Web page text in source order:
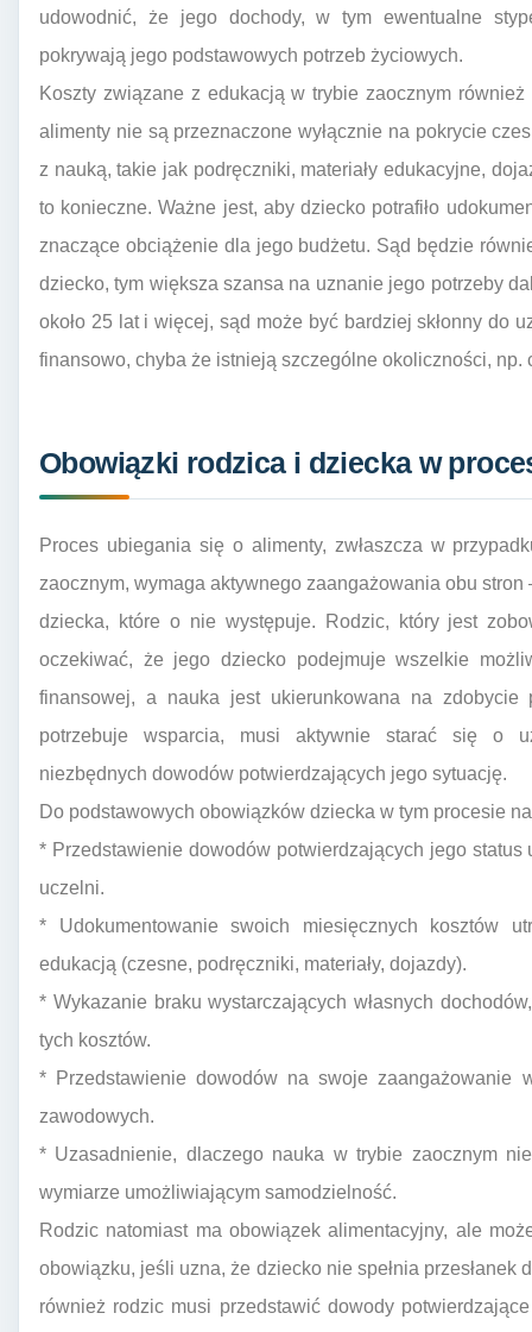
udowodnić, że jego dochody, w tym ewentualne
pokrywają jego podstawowych potrzeb życiowych.
Koszty związane z edukacją w trybie zaocznym
alimenty nie są przeznaczone wyłącznie na pokrycie
z nauką, takie jak podręczniki, materiały edukacyjne,
to konieczne. Ważne jest, aby dziecko potrafiło
znaczące obciążenie dla jego budżetu. Sąd będzie
dziecko, tym większa szansa na uznanie jego potrzeby
około 25 lat i więcej, sąd może być bardziej skłonny do
finansowo, chyba że istnieją szczególne okoliczności,
Obowiązki rodzica i dziecka w
Proces ubiegania się o alimenty, zwłaszcza w
zaocznym, wymaga aktywnego zaangażowania obu
dziecka, które o nie występuje. Rodzic, który jest
oczekiwać, że jego dziecko podejmuje wszelkie
finansowej, a nauka jest ukierunkowana na zdobycie
potrzebuje wsparcia, musi aktywnie starać się o
niezbędnych dowodów potwierdzających jego sytuację.
Do podstawowych obowiązków dziecka w tym procesie
* Przedstawienie dowodów potwierdzających jego status
uczelni.
* Udokumentowanie swoich miesięcznych kosztów
edukacją (czesne, podręczniki, materiały, dojazdy).
* Wykazanie braku wystarczających własnych
tych kosztów.
* Przedstawienie dowodów na swoje
zawodowych.
* Uzasadnienie, dlaczego nauka w trybie zaocznym
wymiarze umożliwiającym samodzielność.
Rodzic natomiast ma obowiązek alimentacyjny, ale
obowiązku, jeśli uzna, że dziecko nie spełnia
również rodzic musi przedstawić dowody